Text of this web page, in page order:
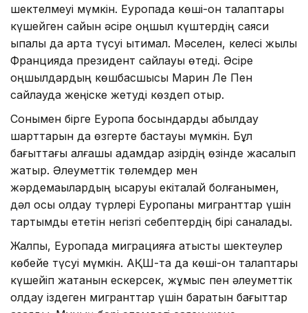
шектелмеуі мүмкін. Еуропада көші-қон талаптары
күшейген сайын әсіре оңшыл күштердің саяси
ықпалы да арта түсуі ықтимал. Мәселен, келесі жылы
Францияда президент сайлауы өтеді. Әсіре
оңшылдардың көшбасшысы Марин Ле Пен
сайлауда жеңіске жетуді көздеп отыр.
Сонымен бірге Еуропа босқындарды қабылдау
шарттарын да өзгерте бастауы мүмкін. Бұл
бағыттағы алғашқы қадамдар қазірдің өзінде жасалып
жатыр. Әлеуметтік төлемдер мен
жәрдемақылардың қысқаруы екіталай болғанымен,
дәл осы қолдау түрлері Еуропаны мигранттар үшін
тартымды ететін негізгі себептердің бірі саналады.
Жалпы, Еуропада миграцияға қатысты шектеулер
көбейе түсуі мүмкін. АҚШ-та да көші-қон талаптары
күшейіп жатқанын ескерсек, жұмыс пен әлеуметтік
қолдау іздеген мигранттар үшін баратын бағыттар